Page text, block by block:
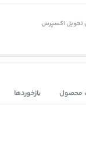
ﺗﺤﻮﯾﻞ اﮐﺴﭙﺮس
محصول بازخوردها